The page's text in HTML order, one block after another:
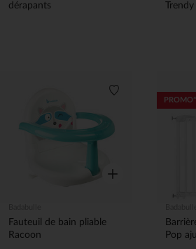
dérapants
Liste de souhaits
Aperçu rapide
Fauteuil de bain pliable
Racoon
PROMO*
Pop